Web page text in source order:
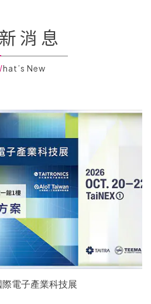
最新消息
What’s New
電子產業科技展